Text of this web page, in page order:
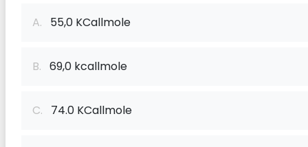
A. 55,0 KCallmole
B. 69,0 kcallmole
C. 74.0 KCallmole